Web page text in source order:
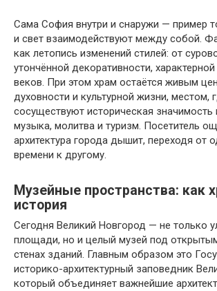
Сама София внутри и снаружи — пример
и свет взаимодействуют между собой.
как летопись изменений стилей: от
утончённой декоративности,
веков. При этом храм остаётся живым
духовности и культурной жизни, местом,
сосуществуют историческая значимость
музыка, молитва и туризм. Посетитель
архитектура города дышит, переходя от
времени к другому.
Музейные пространства: как
история
Сегодня Великий Новгород — не только
площади, но и целый музей под
стенах зданий. Главным образом это
историко-архитектурный заповедник
который объединяет важнейшие